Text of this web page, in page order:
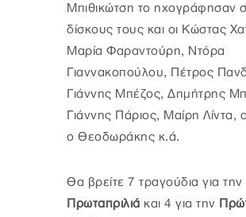
Μπιθικώτση το ηχογράφησαν
δίσκους τους και οι Κώστας
Μαρία Φαραντούρη, Ντόρα
Γιαννακοπούλου, Πέτρος
Γιάννης Μπέζος, Δημήτρης
Γιάννης Πάριος, Μαίρη Λίντα, ο
ο Θεοδωράκης κ.ά.
Θα βρείτε 7 τραγούδια για την
Πρωταπριλιά και 4 για την